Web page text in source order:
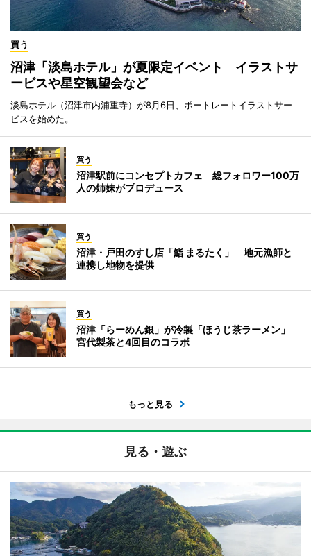
買う
沼津「淡島ホテル」が夏限定イベント イラストサ
ービスや星空観望会など
淡島ホテル（沼津市内浦重寺）が8月6日、ポートレートイラストサー
ビスを始めた。
買う
沼津駅前にコンセプトカフェ 総フォロワー100万
人の姉妹がプロデュース
買う
沼津・戸田のすし店「鮨 まるたく」 地元漁師と
連携し地物を提供
買う
沼津「らーめん銀」が冷製「ほうじ茶ラーメン」
宮代製茶と4回目のコラボ
もっと見る
見る・遊ぶ